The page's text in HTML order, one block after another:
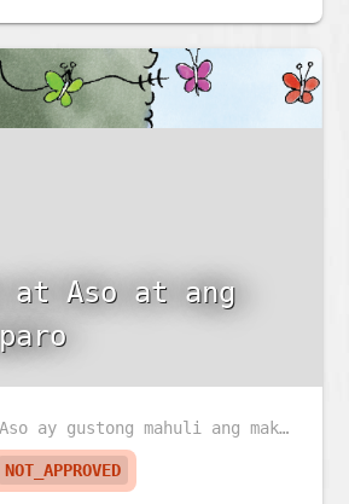
at Aso at ang
Si Pusa at si Aso ay gustong mahuli ang makulay na paruparo. Pero ang paruparo ay sadyang napakabilis!
NOT_APPROVED